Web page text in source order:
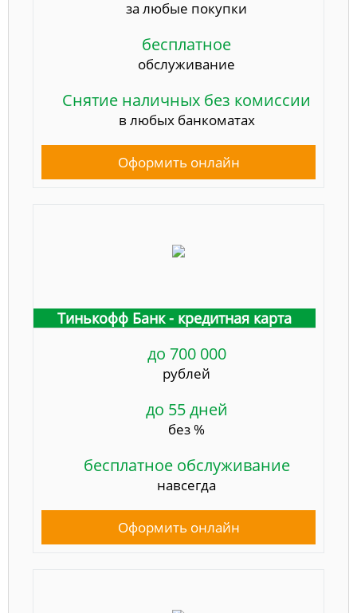
за любые покупки
бесплатное
обслуживание
Снятие наличных без комиссии
в любых банкоматах
Оформить онлайн
Тинькофф Банк - кредитная карта
до 700 000
рублей
до 55 дней
без %
бесплатное обслуживание
навсегда
Оформить онлайн